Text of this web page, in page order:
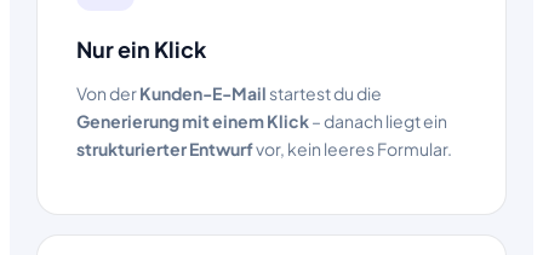
Nur ein Klick
Von derKunden-E-Mailstartest du die
Generierung mit einem Klick– danach liegt ein
strukturierter Entwurfvor, kein leeres Formular.